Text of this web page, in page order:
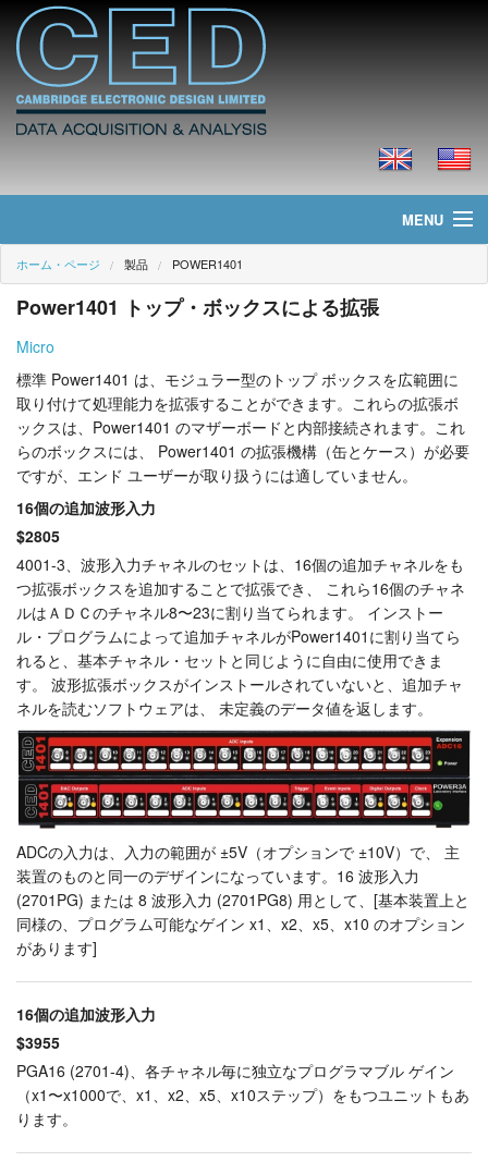
MENU
ホーム・ページ
ニュース
価格
ダウンロード
チュートリアル
サポート
販売店
ホーム・ページ 製品 POWER1401
Power1401 トップ・ボックスによる拡張
Micro
標準 Power1401 は、モジュラー型のトップ ボックスを広範囲に
取り付けて処理能力を拡張することができます。これらの拡張ボ
ックスは、Power1401 のマザーボードと内部接続されます。これ
らのボックスには、 Power1401 の拡張機構（缶とケース）が必要
ですが、エンド ユーザーが取り扱うには適していません。
16個の追加波形入力
$2805
4001-3、波形入力チャネルのセットは、16個の追加チャネルをも
つ拡張ボックスを追加することで拡張でき、 これら16個のチャネ
ルはＡＤＣのチャネル8〜23に割り当てられます。 インストー
ル・プログラムによって追加チャネルがPower1401に割り当てら
れると、基本チャネル・セットと同じように自由に使用できま
す。 波形拡張ボックスがインストールされていないと、追加チャ
ネルを読むソフトウェアは、 未定義のデータ値を返します。
ADCの入力は、入力の範囲が ±5V（オプションで ±10V）で、 主
装置のものと同一のデザインになっています。16 波形入力
(2701PG) または 8 波形入力 (2701PG8) 用として、[基本装置上と
同様の、プログラム可能なゲイン x1、x2、x5、x10 のオプション
があります]
16個の追加波形入力
$3955
PGA16 (2701-4)、各チャネル毎に独立なプログラマブル ゲイン
（x1〜x1000で、x1、x2、x5、x10ステップ）をもつユニットもあ
ります。